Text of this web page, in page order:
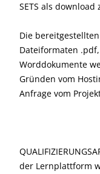
SETS als
Die
Dateiformaten
Worddokumente
Gründen vom
Anfrage vom
der Lernplattform